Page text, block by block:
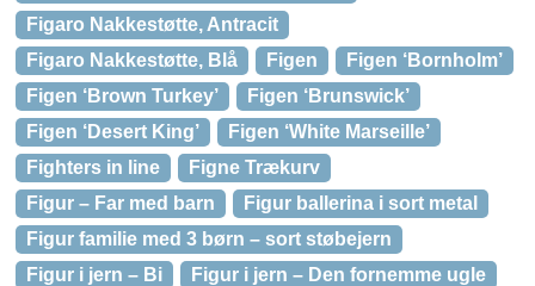
Figaro Nakkestøtte, Antracit
Figaro Nakkestøtte, Blå
Figen
Figen ‘Bornholm’
Figen ‘Brown Turkey’
Figen ‘Brunswick’
Figen ‘Desert King’
Figen ‘White Marseille’
Fighters in line
Figne Trækurv
Figur – Far med barn
Figur ballerina i sort metal
Figur familie med 3 børn – sort støbejern
Figur i jern – Bi
Figur i jern – Den fornemme ugle